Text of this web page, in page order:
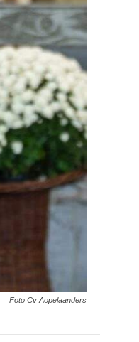
Foto Cv Aopelaanders